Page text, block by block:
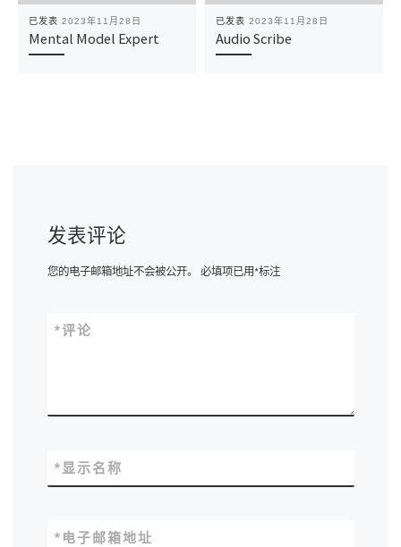
已发表 2023年11月28日
Mental Model Expert
已发表 2023年11月28日
Audio Scribe
发表评论
您的电子邮箱地址不会被公开。 必填项已用*标注
评论
*
显示名称
*
电子邮箱地址
*